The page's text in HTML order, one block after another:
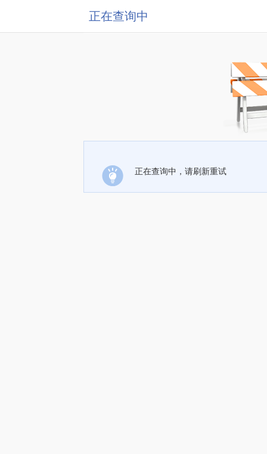
正在查询中
正在查询中，请刷新重试